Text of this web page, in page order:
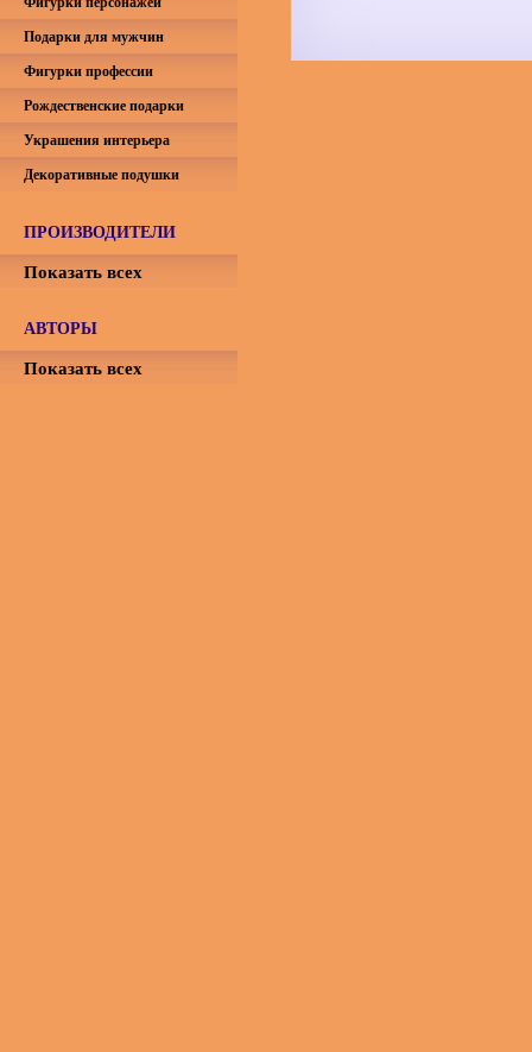
Подарки для мужчин
Фигурки профессии
Рождественские подарки
Украшения интерьера
Декоративные подушки
ПРОИЗВОДИТЕЛИ
Показать всех
АВТОРЫ
Показать всех